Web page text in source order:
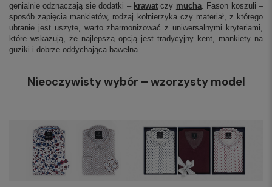
genialnie odznaczają się dodatki – krawat czy mucha. Fason koszuli –
sposób zapięcia mankietów, rodzaj kołnierzyka czy materiał, z którego
ubranie jest uszyte, warto zharmonizować z uniwersalnymi kryteriami,
które wskazują, że najlepszą opcją jest tradycyjny kent, mankiety na
guziki i dobrze oddychająca bawełna.
Nieoczywisty wybór – wzorzysty model